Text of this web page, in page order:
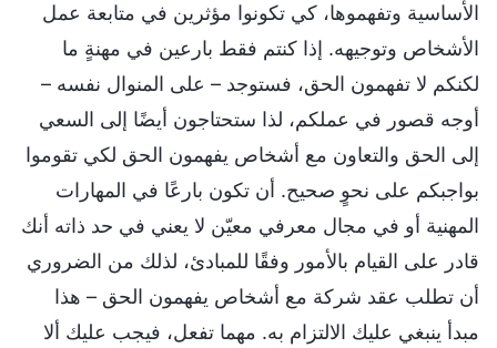
الأساسية وتفهموها، كي تكونوا مؤثرين في متابعة عمل
الأشخاص وتوجيهه. إذا كنتم فقط بارعين في مهنةٍ ما
لكنكم لا تفهمون الحق، فستوجد – على المنوال نفسه –
أوجه قصور في عملكم، لذا ستحتاجون أيضًا إلى السعي
إلى الحق والتعاون مع أشخاص يفهمون الحق لكي تقوموا
بواجبكم على نحوٍ صحيح. أن تكون بارعًا في المهارات
المهنية أو في مجال معرفي معيّن لا يعني في حد ذاته أنك
قادر على القيام بالأمور وفقًا للمبادئ، لذلك من الضروري
أن تطلب عقد شركة مع أشخاص يفهمون الحق – هذا
مبدأ ينبغي عليك الالتزام به. مهما تفعل، فيجب عليك ألا